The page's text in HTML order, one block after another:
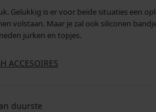
is er voor beide situaties een
volstaan. Maar je zal ook siliconen
jurken en topjes.
ACCESOIRES
duurste